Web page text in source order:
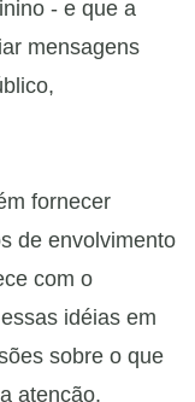
- e que a
mensagens
fornecer
de envolvimento
com o
idéias em
sobre o que
atenção.